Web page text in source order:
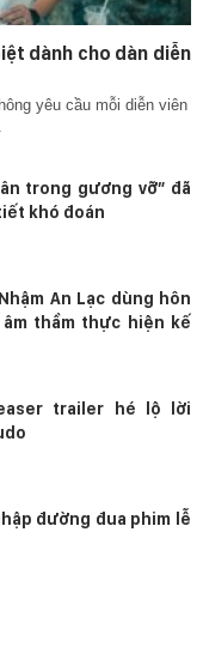
dành cho dàn diễn
yêu cầu mỗi diễn viên
trong gương vỡ” đã
khó đoán
An Lạc dùng hôn
thầm thực hiện kế
trailer hé lộ lời
đường đua phim lễ